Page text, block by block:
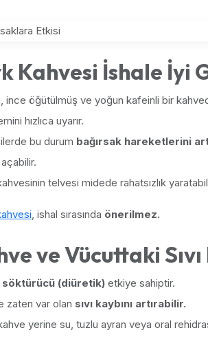
Kahvesi İshale İyi
ince öğütülmüş ve yoğun kafeinli bir
hızlıca uyarır.
bu durum bağırsak hareketlerini
telvesi midede rahatsızlık
, ishal sırasında önerilmez.
ve Vücuttaki
(diüretik) etkiye sahiptir.
zaten var olan sıvı kaybını artırabilir.
yerine su, tuzlu ayran veya oral